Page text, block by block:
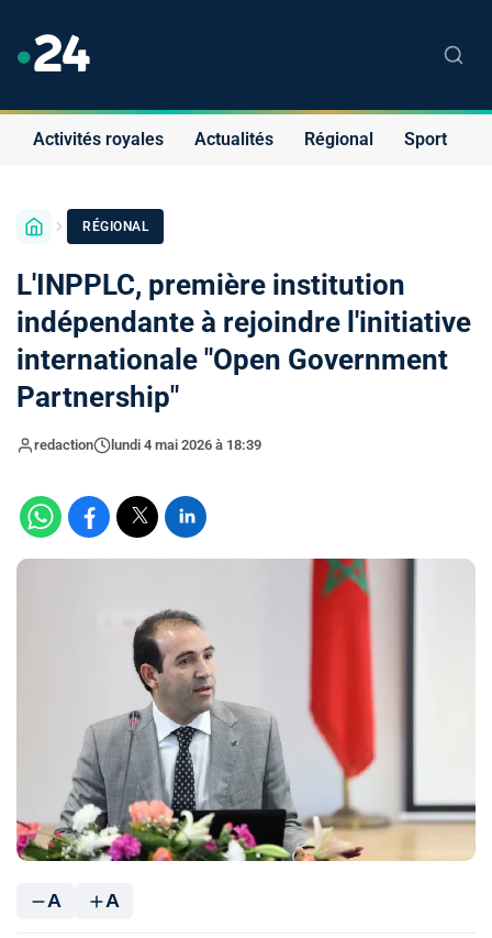
Activités royales Actualités Régional Sport
RÉGIONAL
L'INPPLC, première institution
indépendante à rejoindre l'initiative
internationale "Open Government
Partnership"
redaction lundi 4 mai 2026 à 18:39
A A